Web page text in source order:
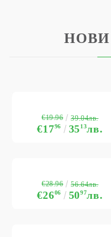
€1796 3513лв.
€19.96 39.04лв.
€2606 5097лв.
€28.96 56.64лв.